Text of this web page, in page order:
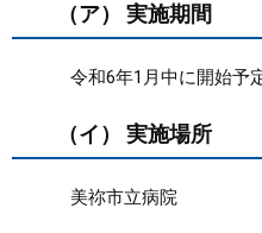
（ア） 実施期間
令和6年1月中に開始予
（イ） 実施場所
美祢市立病院